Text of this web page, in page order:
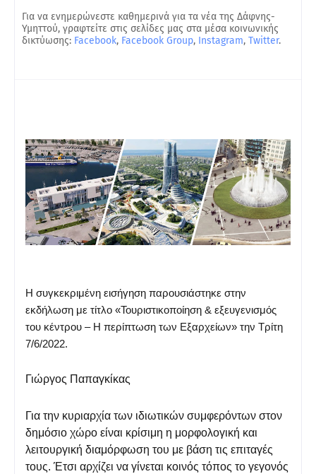
Για να ενημερώνεστε καθημερινά για τα νέα της Δάφνης-
Υμηττού, γραφτείτε στις σελίδες μας στα μέσα κοινωνικής
δικτύωσης: Facebook, Facebook Group, Instagram, Twitter.
Η συγκεκριμένη εισήγηση παρουσιάστηκε στην
εκδήλωση με τίτλο «Τουριστικοποίηση & εξευγενισμός
του κέντρου – Η περίπτωση των Εξαρχείων» την Τρίτη
7/6/2022.
Γιώργος Παπαγκίκας
Για την κυριαρχία των ιδιωτικών συμφερόντων στον
δημόσιο χώρο είναι κρίσιμη η μορφολογική και
λειτουργική διαμόρφωση του με βάση τις επιταγές
τους. Έτσι αρχίζει να γίνεται κοινός τόπος το γεγονός